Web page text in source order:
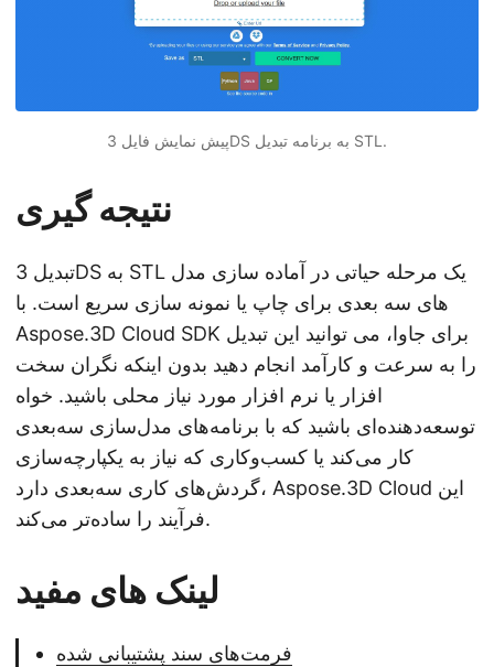
پیش نمایش فایل 3DS به برنامه تبدیل STL.
نتیجه گیری
تبدیل 3DS به STL یک مرحله حیاتی در آماده سازی مدل
های سه بعدی برای چاپ یا نمونه سازی سریع است. با
Aspose.3D Cloud SDK برای جاوا، می توانید این تبدیل
را به سرعت و کارآمد انجام دهید بدون اینکه نگران سخت
افزار یا نرم افزار مورد نیاز محلی باشید. خواه
توسعه‌دهنده‌ای باشید که با برنامه‌های مدل‌سازی سه‌بعدی
کار می‌کند یا کسب‌وکاری که نیاز به یکپارچه‌سازی
گردش‌های کاری سه‌بعدی دارد، Aspose.3D Cloud این
فرآیند را ساده‌تر می‌کند.
لینک های مفید
فرمت‌های سند پشتیبانی شده